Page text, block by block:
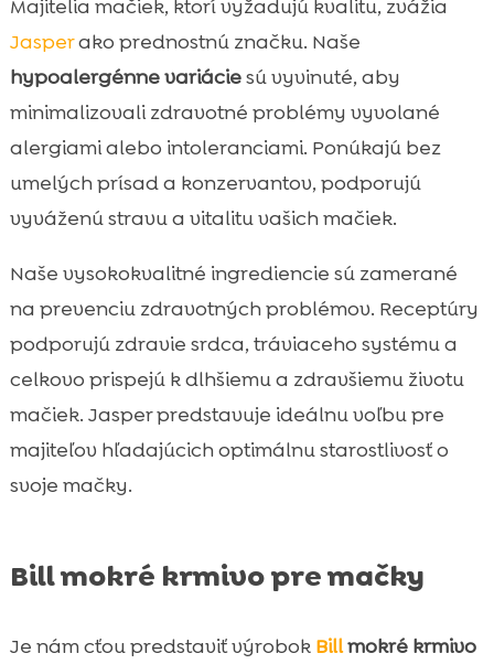
Majitelia mačiek, ktorí vyžadujú kvalitu, zvážia
Jasperako prednostnú značku. Naše
hypoalergénne variáciesú vyvinuté, aby
minimalizovali zdravotné problémy vyvolané
alergiami alebo intoleranciami. Ponúkajú bez
umelých prísad a konzervantov, podporujú
vyváženú stravu a vitalitu vašich mačiek.
Naše vysokokvalitné ingrediencie sú zamerané
na prevenciu zdravotných problémov. Receptúry
podporujú zdravie srdca, tráviaceho systému a
celkovo prispejú k dlhšiemu a zdravšiemu životu
mačiek. Jasper predstavuje ideálnu voľbu pre
majiteľov hľadajúcich optimálnu starostlivosť o
svoje mačky.
Bill mokré krmivo pre mačky
Je nám cťou predstaviť výrobok Billmokré krmivo